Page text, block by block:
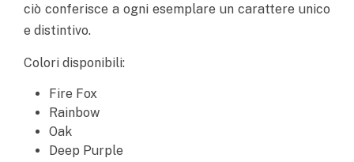
ciò conferisce a ogni esemplare un carattere unico
e distintivo.
Colori disponibili:
Fire Fox
Rainbow
Oak
Deep Purple